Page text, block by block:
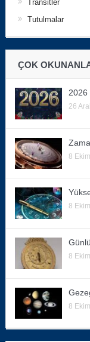
Transitler
Tutulmalar
ÇOK
2026
26
8
8
8
8